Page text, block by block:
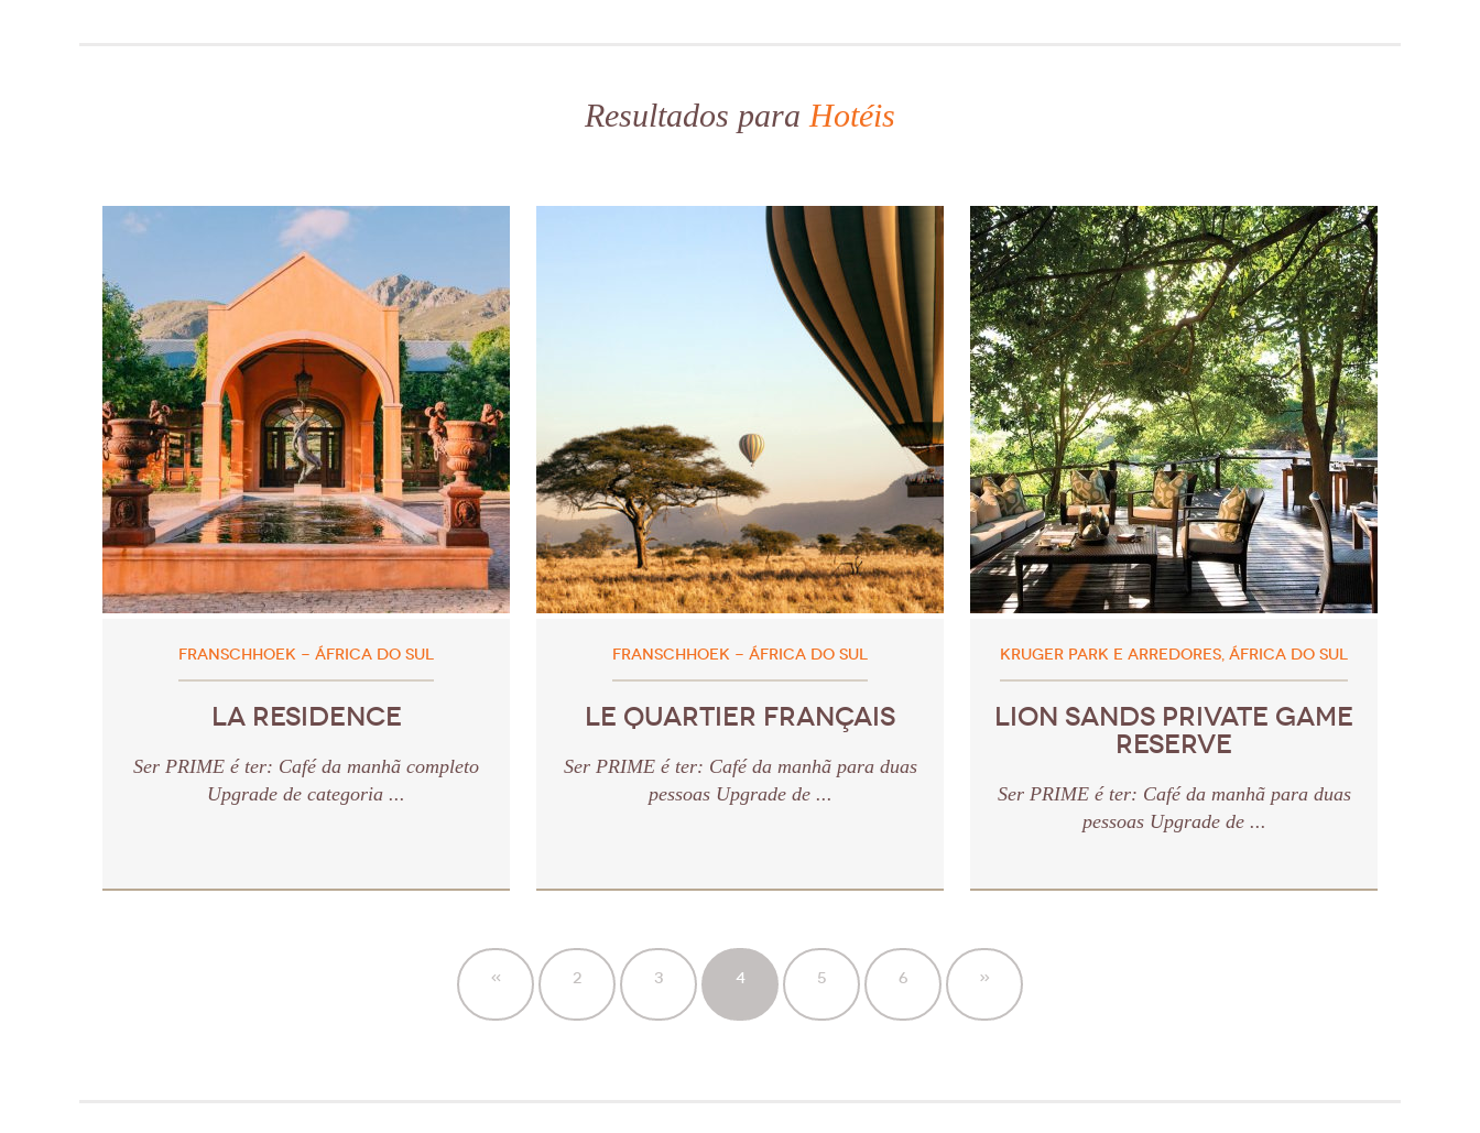
Resultados para Hotéis
FRANSCHHOEK - ÁFRICA DO SUL
LA RESIDENCE
Ser PRIME é ter: Café da manhã completo
Upgrade de categoria ...
FRANSCHHOEK - ÁFRICA DO SUL
LE QUARTIER FRANÇAIS
Ser PRIME é ter: Café da manhã para duas
pessoas Upgrade de ...
KRUGER PARK E ARREDORES, ÁFRICA DO SUL
LION SANDS PRIVATE GAME
RESERVE
Ser PRIME é ter: Café da manhã para duas
pessoas Upgrade de ...
« 2 3 4 5 6 »